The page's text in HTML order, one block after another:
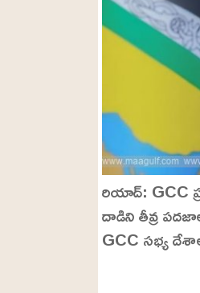
రియాద్: GCC
దాడిని తీవ్ర
GCC సభ్య దేశాల